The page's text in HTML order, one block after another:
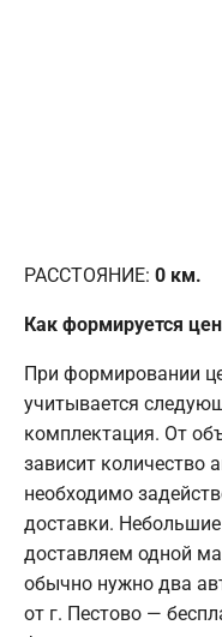
РАССТОЯНИЕ: 0 км.
Как формируется
При формировании
учитывается
комплектация. От
зависит количество
необходимо
доставки.
доставляем одной
обычно нужно два
от г. Пестово —